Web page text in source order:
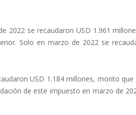
2022 se recaudaron USD 1.961
Solo en marzo de 2022 se
USD 1.184 millones, monto que
de este impuesto en marzo de